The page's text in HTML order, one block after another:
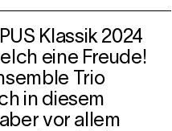
Klassik 2024
eine Freude!
Trio
in diesem
vor allem